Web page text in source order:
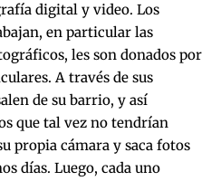
digital y video. Los
en particular las
les son donados por
A través de sus
de su barrio, y así
que tal vez no tendrían
propia cámara y saca fotos
días. Luego, cada uno